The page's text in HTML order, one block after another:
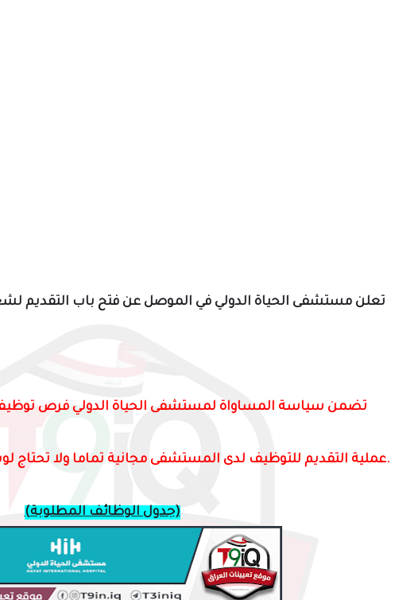
تعلن مستشفى الحياة الدولي في الموصل عن فتح باب التقديم
تضمن سياسة المساواة لمستشفى الحياة الدولي فرص توظيف
- عملية التقديم للتوظيف لدى المستشفى مجانية تماما ولا تحتاج لوسيط أو التقديم عن طريق المكاتب.
(جدول الوظائف المطلوبة)